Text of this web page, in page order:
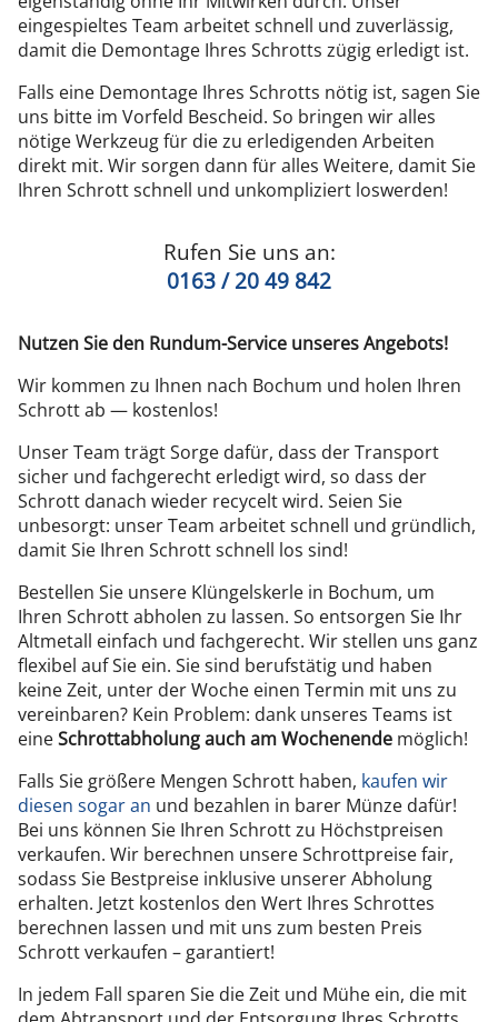
eingespieltes Team arbeitet schnell und zuverlässig,
damit die Demontage Ihres Schrotts zügig erledigt ist.
Falls eine Demontage Ihres Schrotts nötig ist, sagen Sie
uns bitte im Vorfeld Bescheid. So bringen wir alles
nötige Werkzeug für die zu erledigenden Arbeiten
direkt mit. Wir sorgen dann für alles Weitere, damit Sie
Ihren Schrott schnell und unkompliziert loswerden!
Rufen Sie uns an:
0163 / 20 49 842
Nutzen Sie den Rundum-Service unseres Angebots!
Wir kommen zu Ihnen nach Bochum und holen Ihren
Schrott ab — kostenlos!
Unser Team trägt Sorge dafür, dass der Transport
sicher und fachgerecht erledigt wird, so dass der
Schrott danach wieder recycelt wird. Seien Sie
unbesorgt: unser Team arbeitet schnell und gründlich,
damit Sie Ihren Schrott schnell los sind!
Bestellen Sie unsere Klüngelskerle in Bochum, um
Ihren Schrott abholen zu lassen. So entsorgen Sie Ihr
Altmetall einfach und fachgerecht. Wir stellen uns ganz
flexibel auf Sie ein. Sie sind berufstätig und haben
keine Zeit, unter der Woche einen Termin mit uns zu
vereinbaren? Kein Problem: dank unseres Teams ist
eineSchrottabholung auch am Wochenende möglich!
Falls Sie größere Mengen Schrott haben, kaufen wir
diesen sogar an und bezahlen in barer Münze dafür!
Bei uns können Sie Ihren Schrott zu Höchstpreisen
verkaufen. Wir berechnen unsere Schrottpreise fair,
sodass Sie Bestpreise inklusive unserer Abholung
erhalten. Jetzt kostenlos den Wert Ihres Schrottes
berechnen lassen und mit uns zum besten Preis
Schrott verkaufen – garantiert!
In jedem Fall sparen Sie die Zeit und Mühe ein, die mit